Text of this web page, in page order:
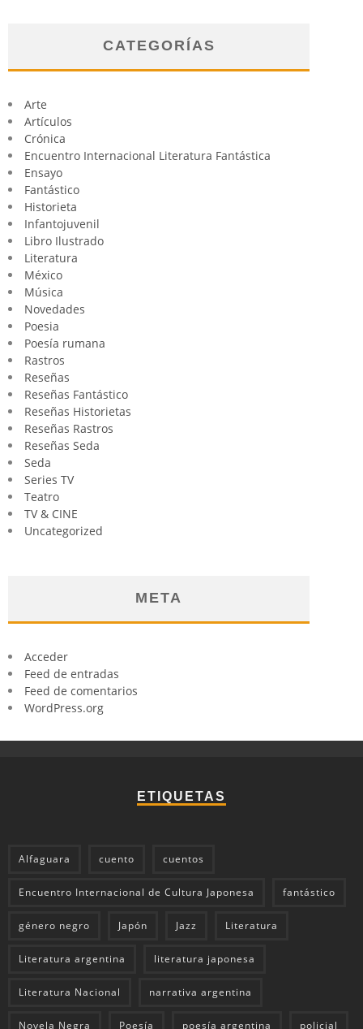
CATEGORÍAS
Arte
Artículos
Crónica
Encuentro Internacional Literatura Fantástica
Ensayo
Fantástico
Historieta
Infantojuvenil
Libro Ilustrado
Literatura
México
Música
Novedades
Poesia
Poesía rumana
Rastros
Reseñas
Reseñas Fantástico
Reseñas Historietas
Reseñas Rastros
Reseñas Seda
Seda
Series TV
Teatro
TV & CINE
Uncategorized
META
Acceder
Feed de entradas
Feed de comentarios
WordPress.org
ETIQUETAS
Alfaguara cuento cuentos
Encuentro Internacional de Cultura Japonesa fantástico
género negro Japón Jazz Literatura
Literatura argentina literatura japonesa
Literatura Nacional narrativa argentina
Novela Negra Poesía poesía argentina policial